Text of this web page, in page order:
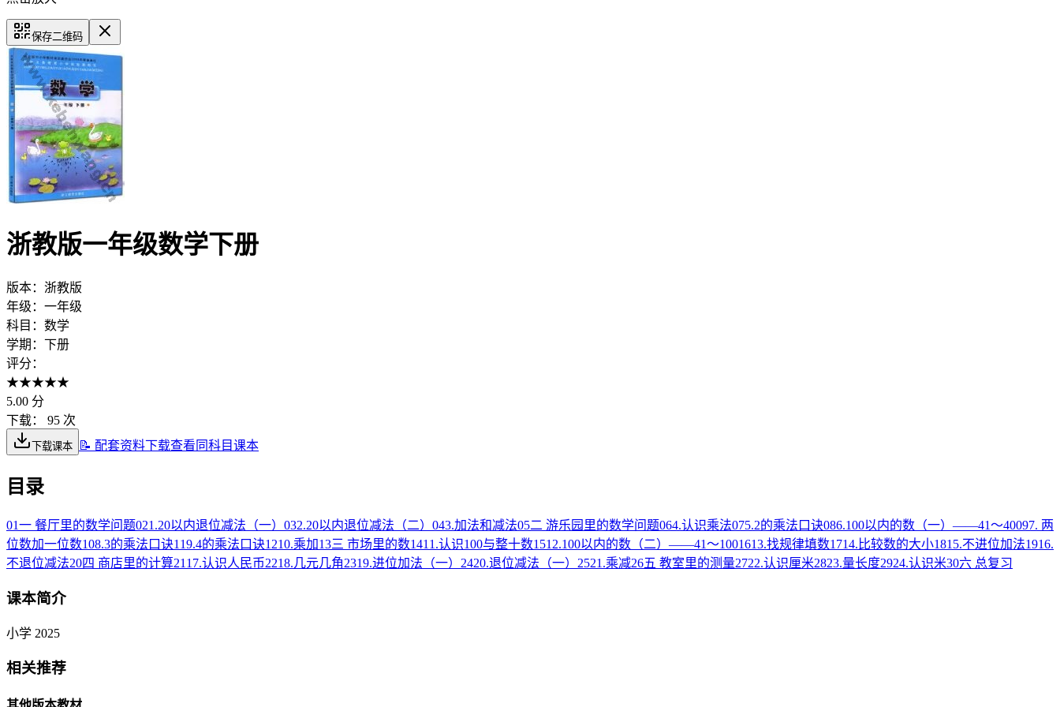
保存二维码
浙教版一年级数学下册
版本： 浙教版
年级： 一年级
科目： 数学
学期： 下册
评分：
★★★★★
5.00 分
下载：
95 次
下载课本 📝 配套资料下载查看同科目课本
目录
01一 餐厅里的数学问题021.20以内退位减法（一） 032.20以内退位减法（二） 043.加法和减法05二 游乐园里的数学问题064.认识乘法075.2的乘法口诀086.100以内的数（一）——41～40097. 两
位数加一位数108.3的乘法口诀119.4的乘法口诀1210.乘加13三 市场里的数1411.认识100与整十数1512.100以内的数（二）——41～1001613.找规律填数1714.比较数的大小1815.不进位加法1916.
不退位减法20四 商店里的计算21 17.认识人民币2218.几元几角2319.进位加法（一） 2420.退位减法（一） 2521.乘减26五 教室里的测量2722.认识厘米2823.量长度2924.认识米30六 总复习
课本简介
小学 2025
相关推荐